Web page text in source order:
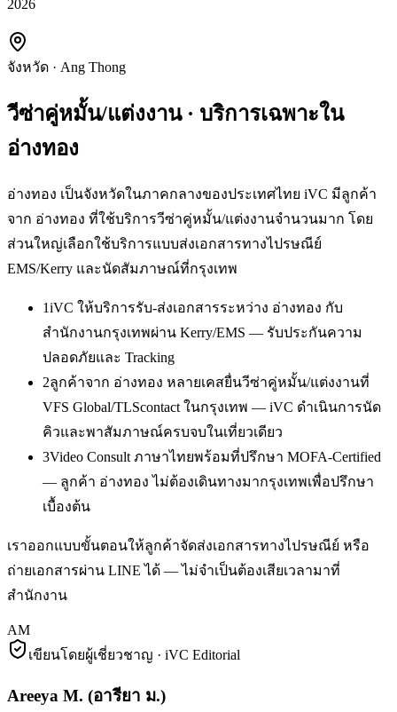
2026
จังหวัด · Ang Thong
วีซ่าคู่หมั้น/แต่งงาน· บริการเฉพาะใน
อ่างทอง
อ่างทอง เป็นจังหวัดในภาคกลางของประเทศไทย iVC มีลูกค้า
จาก อ่างทอง ที่ใช้บริการวีซ่าคู่หมั้น/แต่งงานจำนวนมาก โดย
ส่วนใหญ่เลือกใช้บริการแบบส่งเอกสารทางไปรษณีย์
EMS/Kerry และนัดสัมภาษณ์ที่กรุงเทพ
1iVC ให้บริการรับ-ส่งเอกสารระหว่าง อ่างทอง กับ
สำนักงานกรุงเทพผ่าน Kerry/EMS — รับประกันความ
ปลอดภัยและ Tracking
2ลูกค้าจาก อ่างทอง หลายเคสยื่นวีซ่าคู่หมั้น/แต่งงานที่
VFS Global/TLScontact ในกรุงเทพ — iVC ดำเนินการนัด
คิวและพาสัมภาษณ์ครบจบในเที่ยวเดียว
3Video Consult ภาษาไทยพร้อมที่ปรึกษา MOFA-Certified
— ลูกค้า อ่างทอง ไม่ต้องเดินทางมากรุงเทพเพื่อปรึกษา
เบื้องต้น
เราออกแบบขั้นตอนให้ลูกค้าจัดส่งเอกสารทางไปรษณีย์ หรือ
ถ่ายเอกสารผ่าน LINE ได้ — ไม่จำเป็นต้องเสียเวลามาที่
สำนักงาน
AM
เขียนโดยผู้เชี่ยวชาญ · iVC Editorial
Areeya M. (อารียา ม.)